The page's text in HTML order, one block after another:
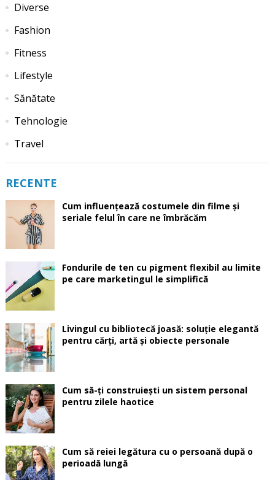
Diverse
Fashion
Fitness
Lifestyle
Sănătate
Tehnologie
Travel
RECENTE
Cum influențează costumele din filme și
seriale felul în care ne îmbrăcăm
Fondurile de ten cu pigment flexibil au limite
pe care marketingul le simplifică
Livingul cu bibliotecă joasă: soluție elegantă
pentru cărți, artă și obiecte personale
Cum să-ți construiești un sistem personal
pentru zilele haotice
Cum să reiei legătura cu o persoană după o
perioadă lungă